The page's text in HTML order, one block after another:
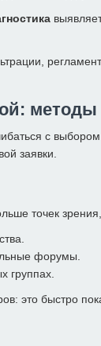
с
заявки.
точек зрения,
форумы.
группах.
это быстро